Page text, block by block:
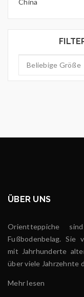
China
ÜBER UNS
Orientteppiche
Fußbodenbelag. Sie
mit Jahrhunderte
über viele Jahrzehnte
Mehr lesen